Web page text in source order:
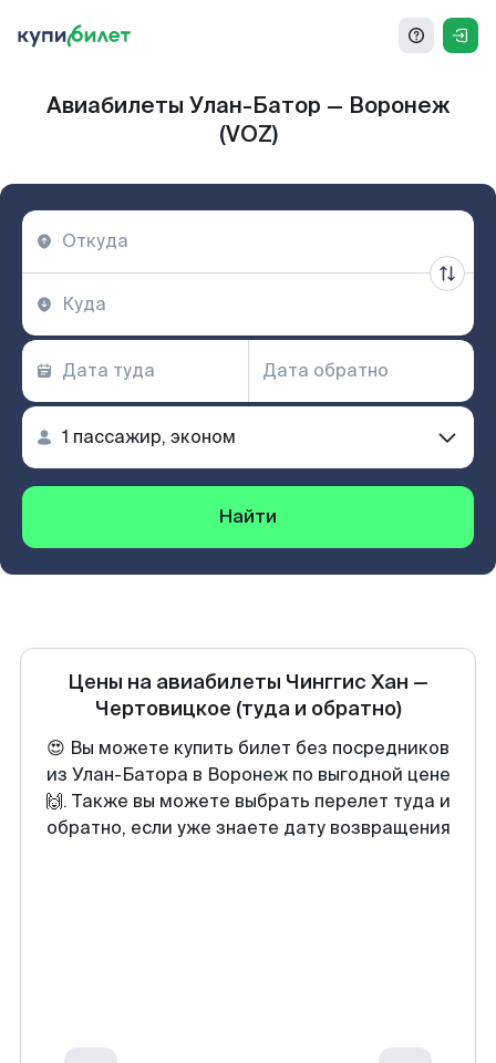
Авиабилеты Улан-Батор — Воронеж
(VOZ)
Найти
Цены на авиабилеты Чинггис Хан —
Чертовицкое (туда и обратно)
😍 Вы можете купить билет без посредников
из Улан-Батора в Воронеж по выгодной цене
🙌. Также вы можете выбрать перелет туда и
обратно, если уже знаете дату возвращения